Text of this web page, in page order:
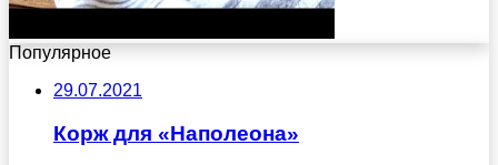
Популярное
29.07.2021
Корж для «Наполеона»